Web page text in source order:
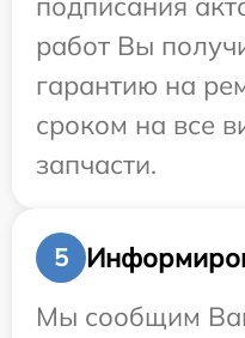
работ Вы
гарантию на
сроком на все
запчасти.
5
Мы сообщим